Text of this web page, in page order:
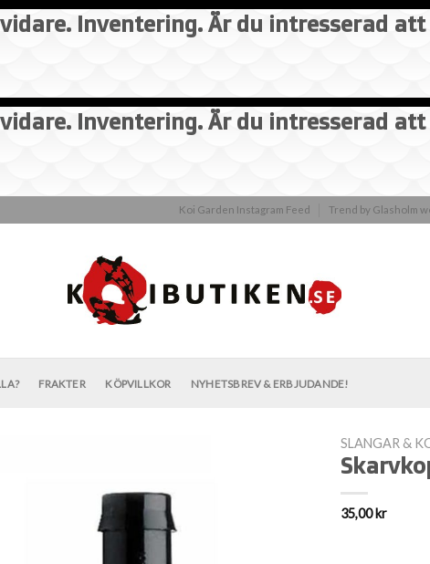
Inventering. Är du intresserad
Inventering. Är du intresserad
Koi Garden Instagram Feed Trend by Glasholm
FRAKTER KÖPVILLKOR NYHETSBREV & ERBJUDANDE!
SLANGAR &
35,00kr